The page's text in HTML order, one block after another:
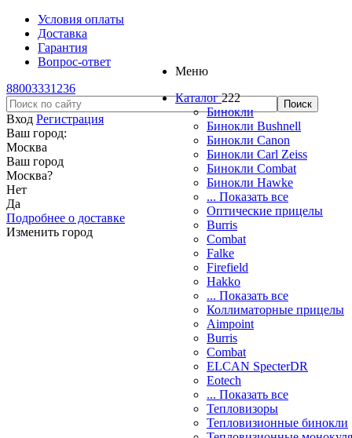
Условия оплаты
Доставка
Гарантия
Вопрос-ответ
88003331236
Вход Регистрация
Ваш город:
Москва
Ваш город
Москва?
Нет
Да
Подробнее о доставке
Изменить город
Меню
Каталог 222
Бинокли
Бинокли Bushnell
Бинокли Canon
Бинокли Carl Zeiss
Бинокли Combat
Бинокли Hawke
... Показать все
Оптические прицелы
Burris
Combat
Falke
Firefield
Hakko
... Показать все
Коллиматорные прицелы
Aimpoint
Burris
Combat
ELCAN SpecterDR
Eotech
... Показать все
Тепловизоры
Тепловизионные бинокли